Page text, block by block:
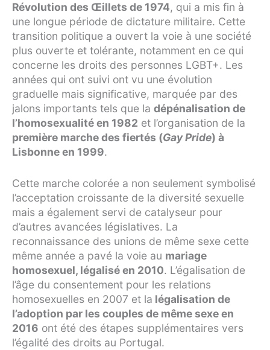
Révolution des Œillets de 1974, qui a mis fin à
une longue période de dictature militaire. Cette
transition politique a ouvert la voie à une société
plus ouverte et tolérante, notamment en ce qui
concerne les droits des personnes LGBT+. Les
années qui ont suivi ont vu une évolution
graduelle mais significative, marquée par des
jalons importants tels que la dépénalisation de
l’homosexualité en 1982 et l’organisation de la
première marche des fiertés (Gay Pride) à
Lisbonne en 1999.
Cette marche colorée a non seulement symbolisé
l’acceptation croissante de la diversité sexuelle
mais a également servi de catalyseur pour
d’autres avancées législatives. La
reconnaissance des unions de même sexe cette
même année a pavé la voie au mariage
homosexuel, légalisé en 2010. L’égalisation de
l’âge du consentement pour les relations
homosexuelles en 2007 et la légalisation de
l’adoption par les couples de même sexe en
2016 ont été des étapes supplémentaires vers
l’égalité des droits au Portugal.